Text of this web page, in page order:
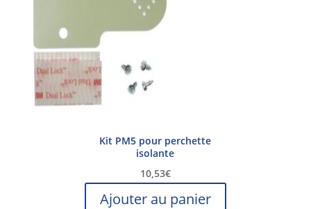
Kit PM5 pour perchette
isolante
10,53€
Ajouter au panier